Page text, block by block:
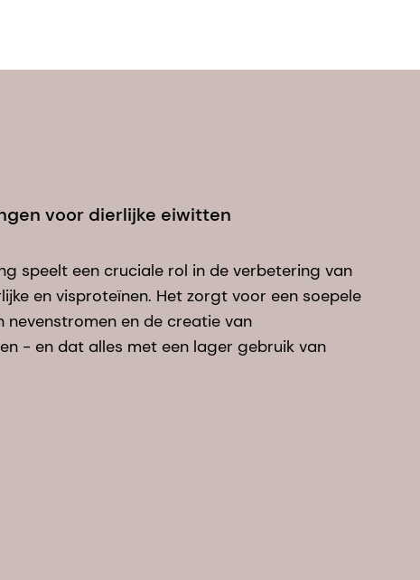
voor dierlijke eiwitten
speelt een cruciale rol in de verbetering van
en visproteïnen. Het zorgt voor een soepele
nevenstromen en de creatie van
- en dat alles met een lager gebruik van